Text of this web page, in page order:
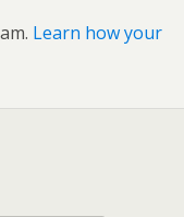
Learn how your